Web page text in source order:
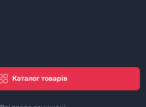
Каталог товарів